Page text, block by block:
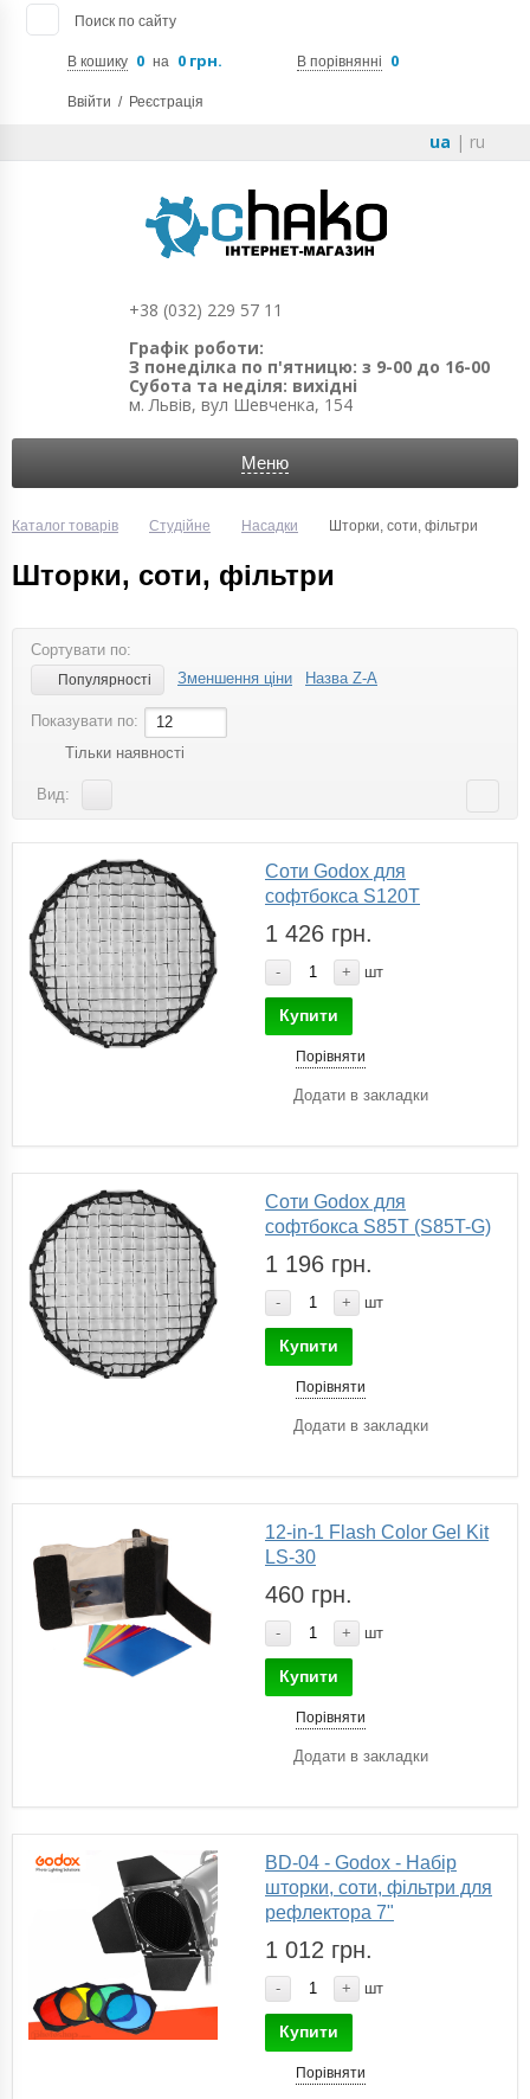
Поиск по сайту
В кошику 0 на 0 грн. В порівнянні 0
Ввійти / Реєстрація
ua | ru
+38 (032) 229 57 11
Графік роботи:
З понеділка по п'ятницю: з 9-00 до 16-00
Субота та неділя: вихідні
м. Львів, вул Шевченка, 154
Меню
Каталог товарів Студійне Насадки Шторки, соти, фільтри
Шторки, соти, фільтри
Сортувати по:
Популярності Зменшення ціни Назва Z-A
Показувати по:
12
Тільки наявності
Вид:
Соти Godox для
софтбокса S120T
1 426 грн.
- + шт
Купити
Порівняти
Додати в закладки
Соти Godox для
софтбокса S85T (S85T-G)
1 196 грн.
- + шт
Купити
Порівняти
Додати в закладки
12-in-1 Flash Color Gel Kit
LS-30
460 грн.
- + шт
Купити
Порівняти
Додати в закладки
BD-04 - Godox - Набір
шторки, соти, фільтри для
рефлектора 7"
1 012 грн.
- + шт
Купити
Порівняти